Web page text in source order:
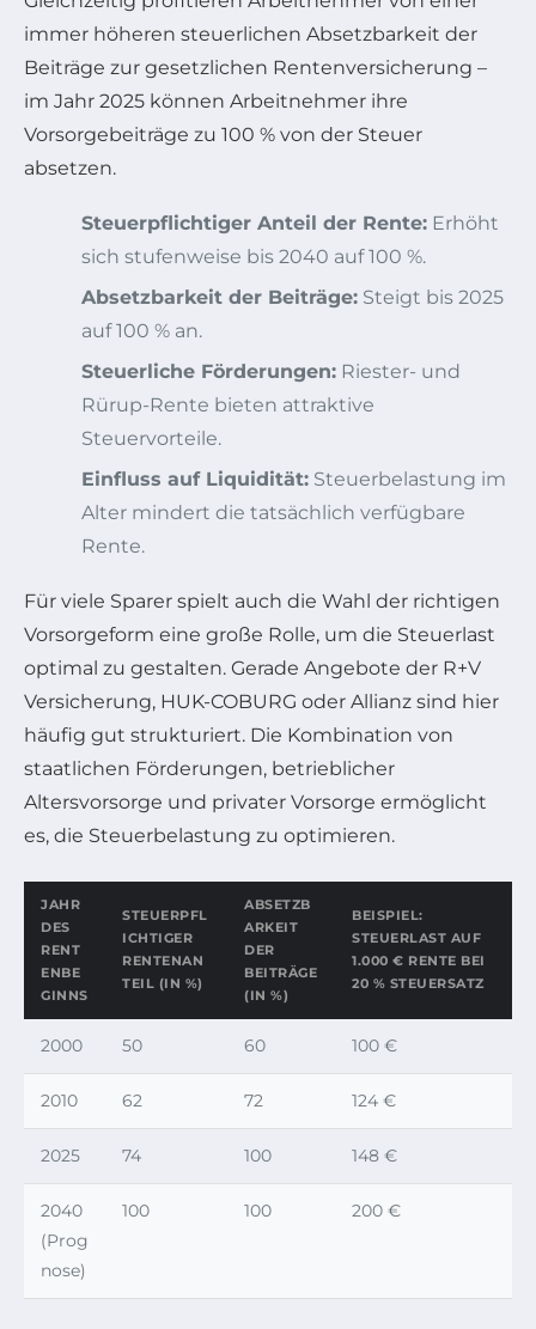
immer höheren steuerlichen Absetzbarkeit der
Beiträge zur gesetzlichen Rentenversicherung –
im Jahr 2025 können Arbeitnehmer ihre
Vorsorgebeiträge zu 100 % von der Steuer
absetzen.
Steuerpflichtiger Anteil der Rente: Erhöht
sich stufenweise bis 2040 auf 100 %.
Absetzbarkeit der Beiträge: Steigt bis 2025
auf 100 % an.
Steuerliche Förderungen: Riester- und
Rürup-Rente bieten attraktive
Steuervorteile.
Einfluss auf Liquidität: Steuerbelastung im
Alter mindert die tatsächlich verfügbare
Rente.
Für viele Sparer spielt auch die Wahl der richtigen
Vorsorgeform eine große Rolle, um die Steuerlast
optimal zu gestalten. Gerade Angebote der R+V
Versicherung, HUK-COBURG oder Allianz sind hier
häufig gut strukturiert. Die Kombination von
staatlichen Förderungen, betrieblicher
Altersvorsorge und privater Vorsorge ermöglicht
es, die Steuerbelastung zu optimieren.
JAHR
DES
RENT
ENBE
GINNS
STEUERPFL
ICHTIGER
RENTENAN
TEIL (IN %)
ABSETZB
ARKEIT
DER
BEITRÄGE
(IN %)
BEISPIEL:
STEUERLAST AUF
1.000 € RENTE BEI
20 % STEUERSATZ
2000 50 60 100 €
2010 62 72 124 €
2025 74 100 148 €
2040
(Prog
nose)
100 100 200 €